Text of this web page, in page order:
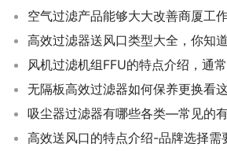
空气过滤产品能够大大改善商厦工
高效过滤器送风口类型大全，你知
风机过滤机组FFU的特点介绍，通
无隔板高效过滤器如何保养更换看
吸尘器过滤器有哪些各类—常见的
高效送风口的特点介绍-品牌选择需